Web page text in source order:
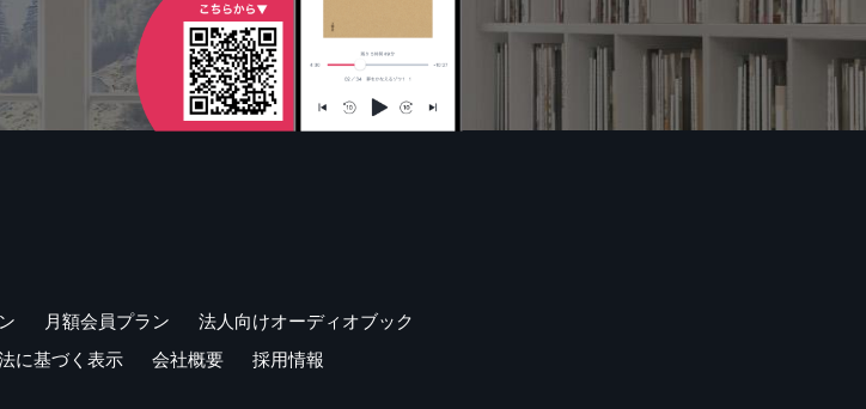
月額会員プラン
法人向けオーディオブック
に基づく表示 会社概要 採用情報